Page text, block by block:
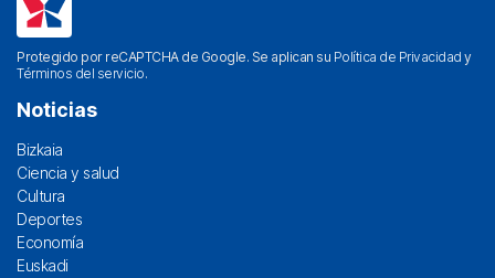
Protegido por reCAPTCHA de Google. Se aplican su Política de Privacidad y
Términos del servicio.
Noticias
Bizkaia
Ciencia y salud
Cultura
Deportes
Economía
Euskadi